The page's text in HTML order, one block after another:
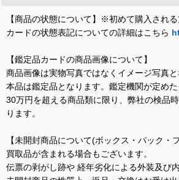
【商品の状態について】※初めて購入される
カードの状態表記についての詳細はこちら
【鑑定品カードの商品画像について】
商品画像は実物写真ではなくイメージ写真
本品は鑑定品となります。鑑定機関が定め
30万円を超える商品類に限り、弊社の検品
ります。
【未開封商品について(ボックス・パック・
買取品が含まれる場合もございます。
伝票の剥がし跡や 経年劣化による外装及び